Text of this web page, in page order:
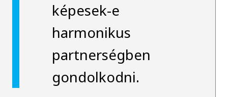
képesek-e
harmonikus
partnerségben
gondolkodni.